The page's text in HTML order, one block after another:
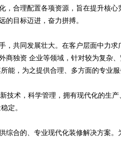
，合理配置各项资源，旨在提升核心
的目标迈进，奋力拼搏。
，共同发展壮大。在客户层面中力求
商独资 企业等领域，针对较为复杂
能，为之提供合理、多方面的专业服
技术，科学管理，拥有现代化的生产
定。
综合的、专业现代化装修解决方案。